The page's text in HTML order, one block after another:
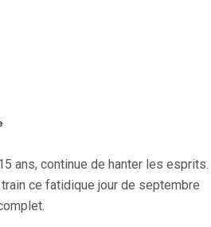
ans, continue de hanter les esprits.
ce fatidique jour de septembre